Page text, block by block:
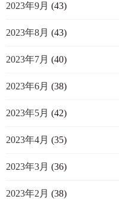
2023年9月 (43)
2023年8月 (43)
2023年7月 (40)
2023年6月 (38)
2023年5月 (42)
2023年4月 (35)
2023年3月 (36)
2023年2月 (38)